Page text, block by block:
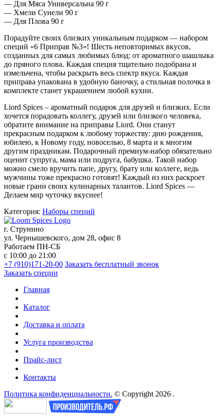
— Для Мяса Универсальна 90 г
— Хмели Сунели 90 г
— Для Плова 90 г
Порадуйте своих близких уникальным подарком — набором
специй «6 Приправ №3»! Шесть неповторимых вкусов,
созданных для самых любимых блюд: от ароматного шашлыка
до пряного плова. Каждая специя тщательно подобрана и
измельчена, чтобы раскрыть весь спектр вкуса. Каждая
приправа упакована в удобную баночку, а стильная полочка в
комплекте станет украшением любой кухни.
Liord Spices – ароматный подарок для друзей и близких. Если
хочется порадовать коллегу, друзей или близкого человека,
обратите внимание на приправы Liord. Они станут
прекрасным подарком к любому торжеству: дню рождения,
юбилею, к Новому году, новоселью, 8 марта и к многим
другим праздникам. Подарочный премиум-набор обязательно
оценит супруга, мама или подруга, бабушка. Такой набор
можно смело вручить папе, другу, брату или коллеге, ведь
мужчины тоже прекрасно готовят! Каждый из них раскроет
новые грани своих кулинарных талантов. Liord Spices —
Делаем мир чуточку вкуснее!
Категория: Наборы специй
г. Струнино
ул. Чернышевского, дом 28, офис 8
Работаем ПН-СБ
с 10:00 до 21:00
+7 (910)171-20-00 Заказать бесплатный звонок
Заказать специи
Главная
Каталог
Доставка и оплата
Услуга производства
Прайс-лист
Контакты
Политика конфиденциальности. © Copyright 2026 .